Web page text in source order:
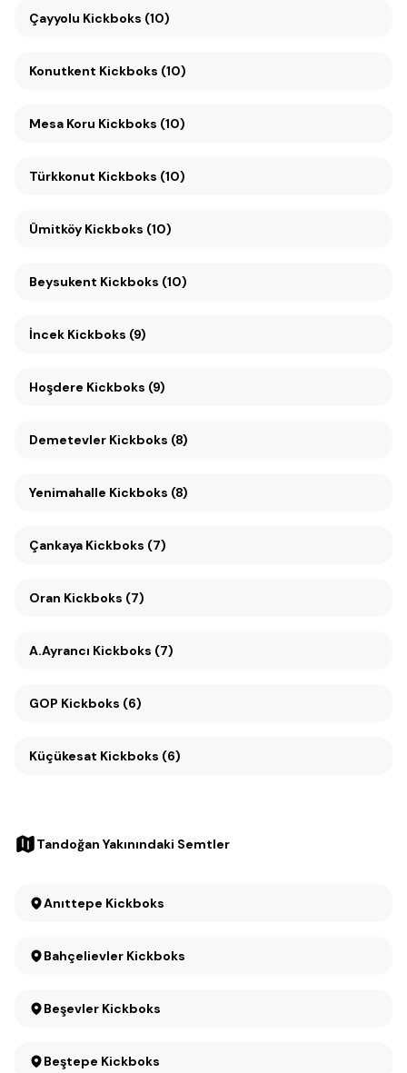
Çayyolu Kickboks (10)
Konutkent Kickboks (10)
Mesa Koru Kickboks (10)
Türkkonut Kickboks (10)
Ümitköy Kickboks (10)
Beysukent Kickboks (10)
İncek Kickboks (9)
Hoşdere Kickboks (9)
Demetevler Kickboks (8)
Yenimahalle Kickboks (8)
Çankaya Kickboks (7)
Oran Kickboks (7)
A.Ayrancı Kickboks (7)
GOP Kickboks (6)
Küçükesat Kickboks (6)
Tandoğan Yakınındaki Semtler
Anıttepe Kickboks
Bahçelievler Kickboks
Beşevler Kickboks
Beştepe Kickboks